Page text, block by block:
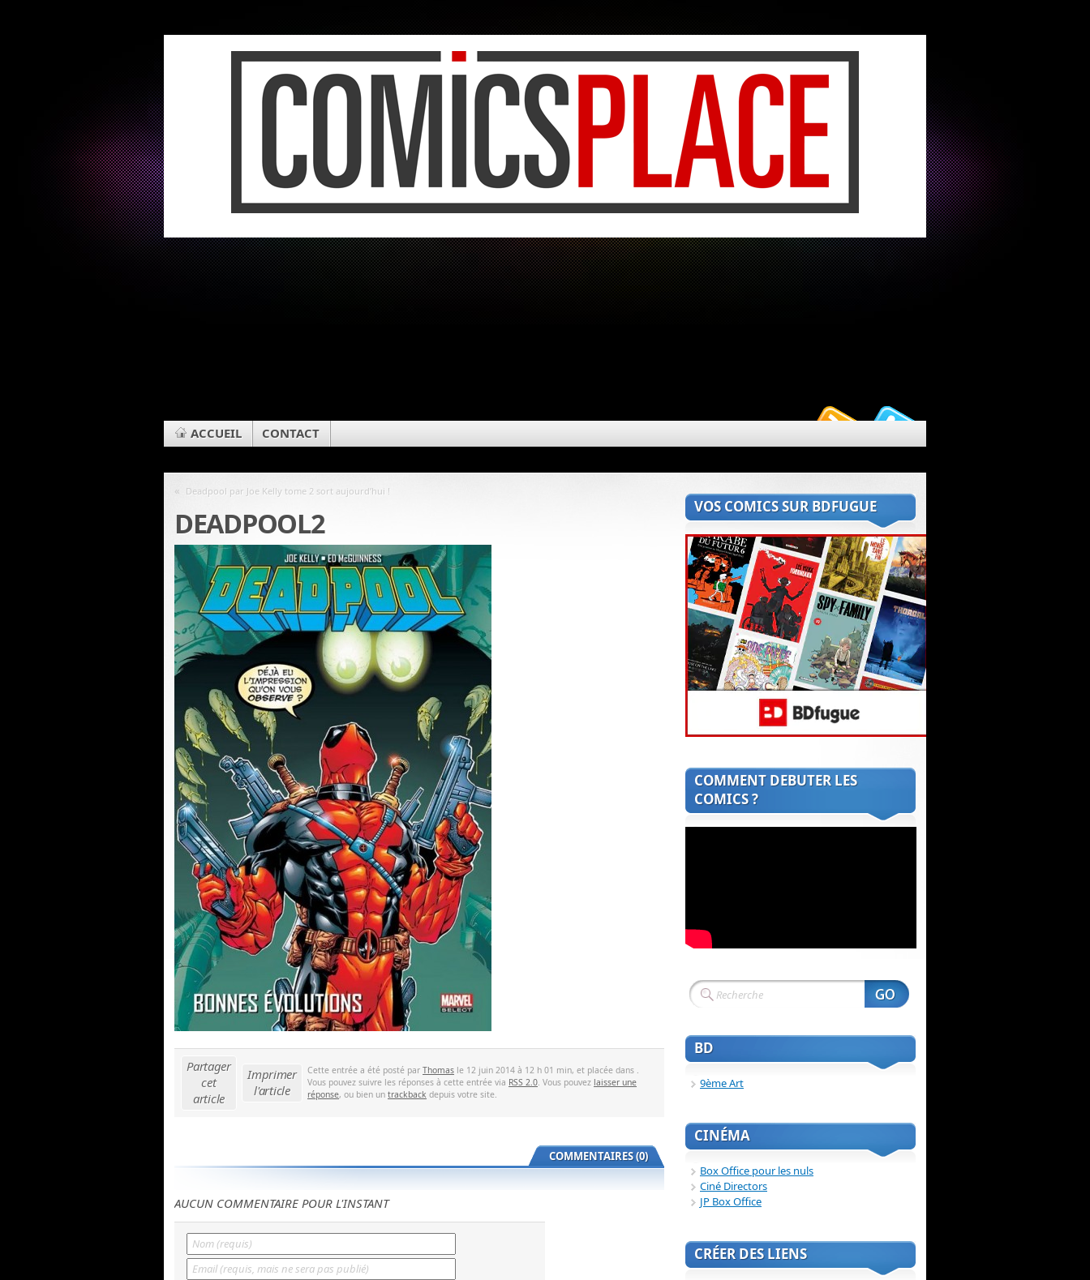
ACCUEIL CONTACT
« Deadpool par Joe Kelly tome 2 sort aujourd’hui !
DEADPOOL2
Partager
cet
article
Imprimer
l'article
Cette entrée a été posté par Thomas le 12 juin 2014 à 12 h 01 min, et placée dans .
Vous pouvez suivre les réponses à cette entrée via RSS 2.0. Vous pouvez laisser une
réponse, ou bien un trackback depuis votre site.
COMMENTAIRES (0)
AUCUN COMMENTAIRE POUR L'INSTANT
VOS COMICS SUR BDFUGUE
COMMENT DEBUTER LES
COMICS ?
BD
9ème Art
CINÉMA
Box Office pour les nuls
Ciné Directors
JP Box Office
CRÉER DES LIENS